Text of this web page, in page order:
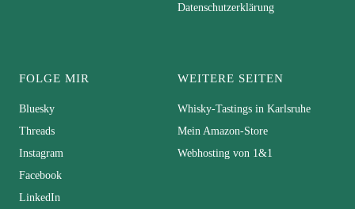
Datenschutzerklärung
FOLGE MIR
Bluesky
Threads
Instagram
Facebook
LinkedIn
WEITERE SEITEN
Whisky-Tastings in Karlsruhe
Mein Amazon-Store
Webhosting von 1&1